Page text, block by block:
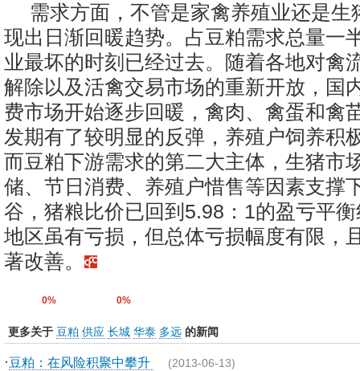
需求方面，不管是家禽养殖业还是生
现出日渐回暖趋势。占豆粕需求总量一
业最坏的时刻已经过去。随着各地对禽
解除以及活禽交易市场的重新开放，国
费市场开始逐步回暖，禽肉、禽蛋和禽
发期有了较明显的反弹，养殖户饲养积
而豆粕下游需求的第二大主体，生猪市
储、节日消费、养殖户惜售等因素支撑
谷，猪粮比价已回到5.98：1的盈亏平
地区虽有亏损，但总体亏损幅度有限，
著改善。
0% 0%
更多关于 豆粕 供应 长城 华泰 多远 的新闻
·豆粕：在风险积聚中攀升 (2013-06-13)